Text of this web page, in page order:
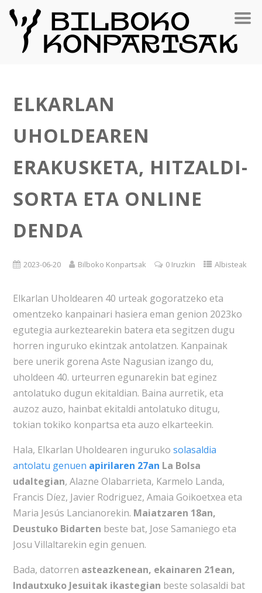
ELKARLAN
UHOLDEAREN
ERAKUSKETA, HITZALDI-
SORTA ETA ONLINE
DENDA
2023-06-20 Bilboko Konpartsak 0 Iruzkin Albisteak
Elkarlan Uholdearen 40 urteak gogoratzeko eta
omentzeko kanpainari hasiera eman genion 2023ko
egutegia aurkeztearekin batera eta segitzen dugu
horren inguruko ekintzak antolatzen. Kanpainak
bere unerik gorena Aste Nagusian izango du,
uholdeen 40. urteurren egunarekin bat eginez
antolatuko dugun ekitaldian. Baina aurretik, eta
auzoz auzo, hainbat ekitaldi antolatuko ditugu,
tokian tokiko konpartsa eta auzo elkarteekin.
Hala, Elkarlan Uholdearen inguruko solasaldia
antolatu genuen apirilaren 27an La Bolsa
udaltegian, Alazne Olabarrieta, Karmelo Landa,
Francis Díez, Javier Rodriguez, Amaia Goikoetxea eta
Maria Jesús Lancianorekin. Maiatzaren 18an,
Deustuko Bidarten beste bat, Jose Samaniego eta
Josu Villaltarekin egin genuen.
Bada, datorren asteazkenean, ekainaren 21ean,
Indautxuko Jesuitak ikastegian beste solasaldi bat